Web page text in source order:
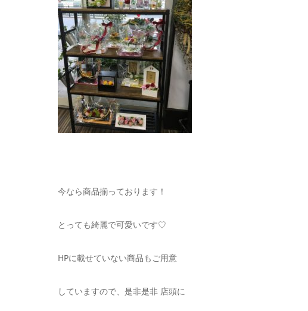
今なら商品揃っております！
とっても綺麗で可愛いです♡
HPに載せていない商品もご用意
していますので、是非是非 店頭に